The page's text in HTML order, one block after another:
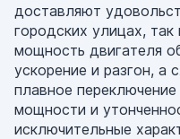
доставляют
городских улицах,
мощность двигателя
ускорение и разгон, а
плавное
мощности и
исключительные